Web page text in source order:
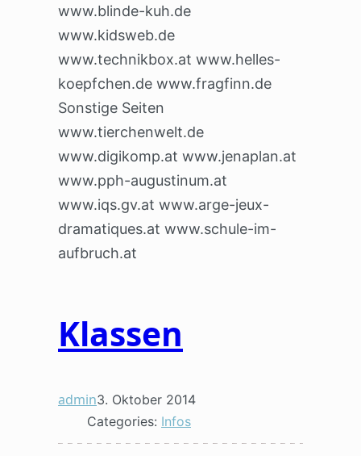
www.blinde-kuh.de
www.kidsweb.de
www.technikbox.at www.helles-
koepfchen.de www.fragfinn.de
Sonstige Seiten
www.tierchenwelt.de
www.digikomp.at www.jenaplan.at
www.pph-augustinum.at
www.iqs.gv.at www.arge-jeux-
dramatiques.at www.schule-im-
aufbruch.at
Klassen
admin3. Oktober 2014
Categories: Infos